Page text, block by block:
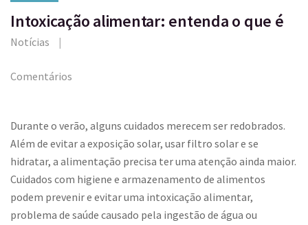
Intoxicação alimentar: entenda o que é
Notícias
Comentários
Durante o verão, alguns cuidados merecem ser redobrados.
Além de evitar a exposição solar, usar filtro solar e se
hidratar, a alimentação precisa ter uma atenção ainda maior.
Cuidados com higiene e armazenamento de alimentos
podem prevenir e evitar uma intoxicação alimentar,
problema de saúde causado pela ingestão de água ou